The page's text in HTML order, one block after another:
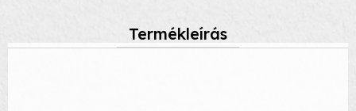
Termékleírás